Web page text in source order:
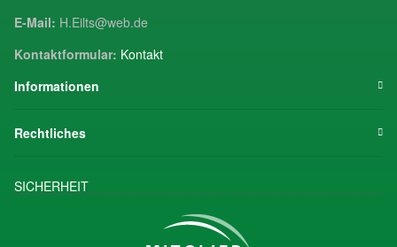
E-Mail: H.Eilts@web.de
Kontaktformular: Kontakt
Informationen
Rechtliches
SICHERHEIT